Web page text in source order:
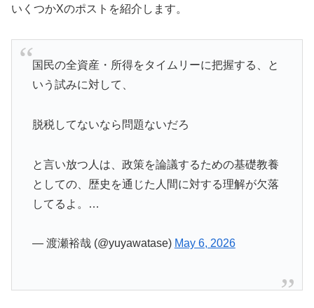
いくつかXのポストを紹介します。
国民の全資産・所得をタイムリーに把握する、と
いう試みに対して、
脱税してないなら問題ないだろ
と言い放つ人は、政策を論議するための基礎教養
としての、歴史を通じた人間に対する理解が欠落
してるよ。…
— 渡瀬裕哉 (@yuyawatase) May 6, 2026